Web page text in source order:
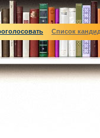
Список